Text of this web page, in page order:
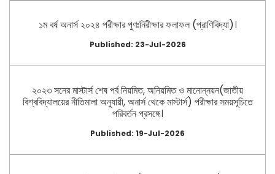
১ম বর্ষ অনার্স ২০২৪ পরীক্ষার পুণঃনিরীক্ষার ফলাফল (প্রাণিবিদ্যা)।
Published: 23-Jul-2026
২০২৩ সনের মাস্টার্স শেষ পর্ব নিয়মিত, অনিয়মিত ও মানোন্নয়ন(জাতীয়
বিশ্ববিদ্যালয়ের নীতিমালা অনুযায়ী, অনার্স থেকে মাস্টার্স) পরীক্ষার সময়সূচিতে
পরিবর্তন প্রসঙ্গে।
Published: 19-Jul-2026